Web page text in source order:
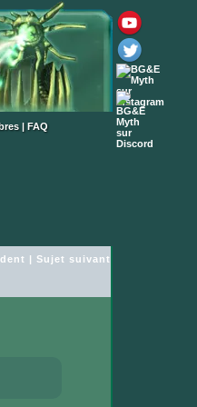
| FAQ
| Sujet suivant